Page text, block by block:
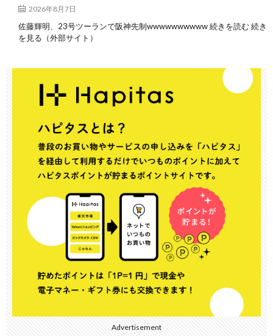
2026年8月7日
佐藤輝明、23号ツーランで阪神先制wwwwwwwwww 続きを読む 続き
を見る（外部サイト）
Advertisement